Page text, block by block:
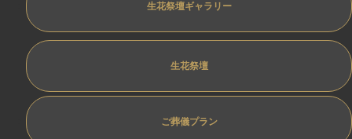
生花祭壇ギャラリー
生花祭壇
ご葬儀プラン